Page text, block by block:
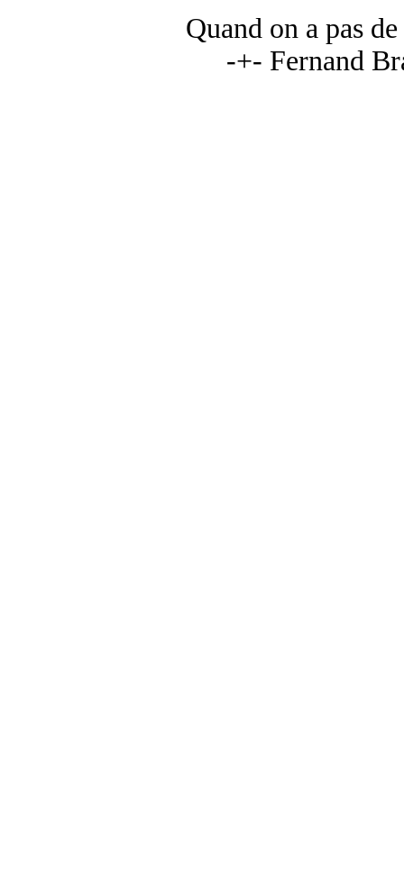
Quand on a pas
-+- Fernand